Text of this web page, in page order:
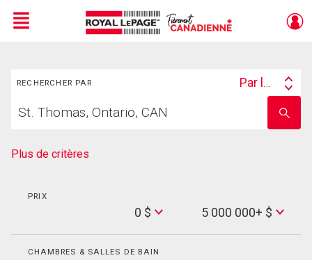
Menu
RECHERCHER PAR
Search
Par lieu
votre
nom
Plus de critères
PRIX
0 $
Max
Price
5 000 000+ $
CHAMBRES & SALLES DE BAIN